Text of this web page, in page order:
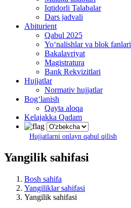
Iqtidorli Talabalar
Dars jadvali
Abiturient
Qabul 2025
Yo‘nalishlar va blok fanlari
Bakalavriyat
Magistratura
Bank Rekvizitlari
Hujjatlar
Normativ hujjatlar
Bog‘lanish
Qayta aloqa
Kelajakka Qadam
Hujjatlarni onlayn qabul qilish
Yangilik sahifasi
Bosh sahifa
Yangiliklar sahifasi
Yangilik sahifasi